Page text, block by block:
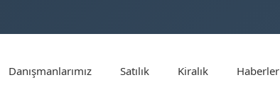
Danışmanlarımız Satılık Kiralık Haberler